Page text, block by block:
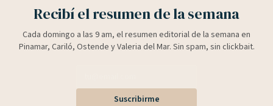
Recibí el resumen de la semana
Cada domingo a las 9 am, el resumen editorial de la semana en
Pinamar, Cariló, Ostende y Valeria del Mar. Sin spam, sin clickbait.
Suscribirme